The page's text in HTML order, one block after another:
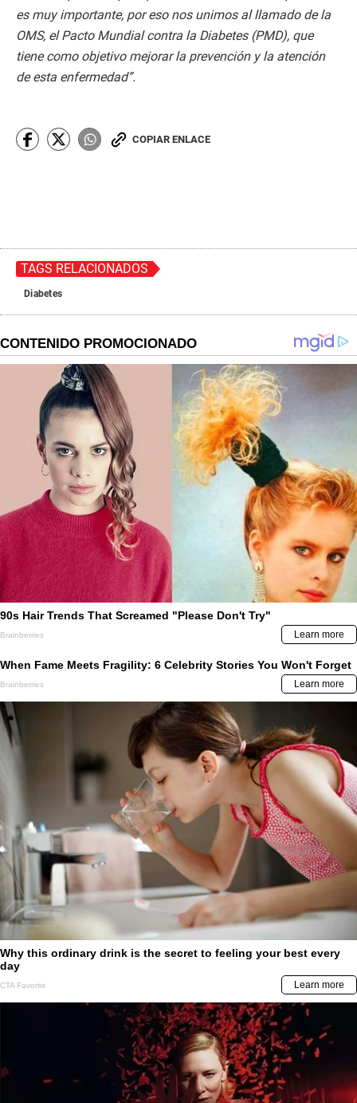
es muy importante, por eso nos unimos al llamado de la
OMS, el Pacto Mundial contra la Diabetes (PMD), que
tiene como objetivo mejorar la prevención y la atención
de esta enfermedad”.
COPIAR ENLACE
TAGS RELACIONADOS
Diabetes